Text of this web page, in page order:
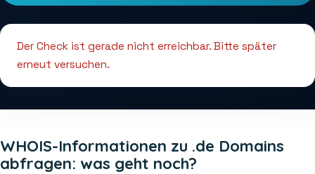
Der Check ist gerade nicht erreichbar. Bitte später
erneut versuchen.
WHOIS-Informationen zu .de Domains
abfragen: was geht noch?